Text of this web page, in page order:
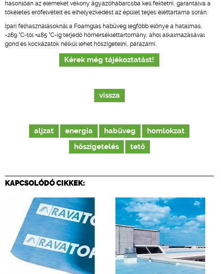
hasonlóan az elemeket vékony ágyazóhabarcsba kell fektetni, garantálva a
tökéletes erőfelvételt és elhelyezkedést az épület teljes élettartama során.
Ipari felhasználásoknál a Foamglas habüveg legfőbb előnye a hatalmas,
-269 °C-tól +485 °C-ig terjedő hőmérséklettartomány, ahol alkalmazásával
gond és kockázatok nélkül lehet hőszigetelni, párazárni.
Kérek még tájékoztatást!
vissza
aljzat energia habüveg
homlokzat
hőszigetelés
tető
KAPCSOLÓDÓ CIKKEK: